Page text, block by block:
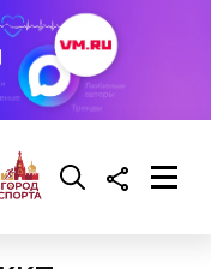
количество
состояния, —